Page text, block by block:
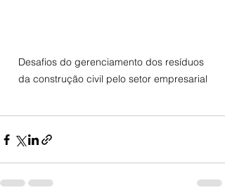
Desafios do gerenciamento dos resíduos
da construção civil pelo setor empresarial